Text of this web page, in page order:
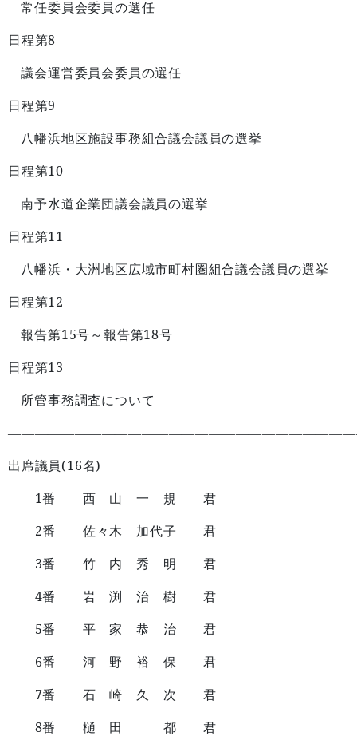
常任委員会委員の選任
日程第8
議会運営委員会委員の選任
日程第9
八幡浜地区施設事務組合議会議員の選挙
日程第10
南予水道企業団議会議員の選挙
日程第11
八幡浜・大洲地区広域市町村圏組合議会議員の選挙
日程第12
報告第15号～報告第18号
日程第13
所管事務調査について
出席議員 (16名)
1番 西 山 一 規 君
2番 佐々木 加代子 君
3番 竹 内 秀 明 君
4番 岩 渕 治 樹 君
5番 平 家 恭 治 君
6番 河 野 裕 保 君
7番 石 崎 久 次 君
8番 樋 田 都 君